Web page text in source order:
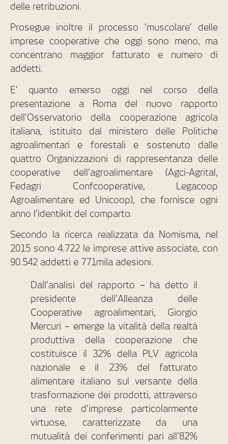
delle retribuzioni.
Prosegue inoltre il processo ‘muscolare’ delle
imprese cooperative che oggi sono meno, ma
concentrano maggior fatturato e numero di
addetti.
E’ quanto emerso oggi nel corso della
presentazione a Roma del nuovo rapporto
dell’Osservatorio della cooperazione agricola
italiana, istituito dal ministero delle Politiche
agroalimentari e forestali e sostenuto dalle
quattro Organizzazioni di rappresentanza delle
cooperative dell’agroalimentare (Agci-Agrital,
Fedagri Confcooperative, Legacoop
Agroalimentare ed Unicoop), che fornisce ogni
anno l’identikit del comparto.
Secondo la ricerca realizzata da Nomisma, nel
2015 sono 4.722 le imprese attive associate, con
90.542 addetti e 771mila adesioni.
Dall’analisi del rapporto – ha detto il
presidente dell’Alleanza delle
Cooperative agroalimentari, Giorgio
Mercuri – emerge la vitalità della realtà
produttiva della cooperazione che
costituisce il 32% della PLV agricola
nazionale e il 23% del fatturato
alimentare italiano sul versante della
trasformazione dei prodotti, attraverso
una rete d’imprese particolarmente
virtuose, caratterizzate da una
mutualità dei conferimenti pari all’82%